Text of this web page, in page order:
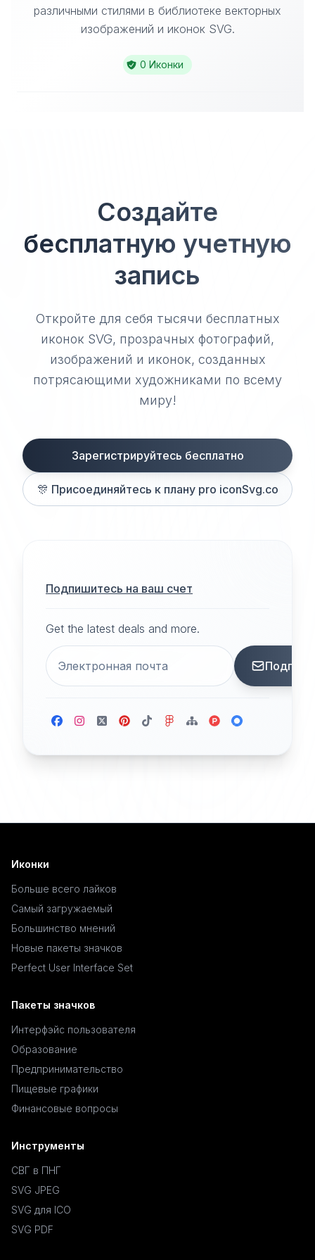
различными стилями в библиотеке векторных
изображений и иконок SVG.
0 Иконки
Создайте
бесплатную учетную
запись
Откройте для себя тысячи бесплатных
иконок SVG, прозрачных фотографий,
изображений и иконок, созданных
потрясающими художниками по всему
миру!
Зарегистрируйтесь бесплатно
🎊 Присоединяйтесь к плану pro iconSvg.co
Подпишитесь на ваш счет
Get the latest deals and more.
Иконки
Больше всего лайков
Самый загружаемый
Большинство мнений
Новые пакеты значков
Perfect User Interface Set
Пакеты значков
Интерфэйс пользователя
Образование
Предпринимательство
Пищевые графики
Финансовые вопросы
Инструменты
СВГ в ПНГ
SVG JPEG
SVG для ICO
SVG PDF